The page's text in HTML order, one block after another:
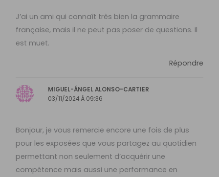
J’ai un ami qui connaît très bien la grammaire
française, mais il ne peut pas poser de questions. Il
est muet.
Répondre
MIGUEL-ÁNGEL ALONSO-CARTIER
03/11/2024 À 09:36
Bonjour, je vous remercie encore une fois de plus
pour les exposées que vous partagez au quotidien
permettant non seulement d’acquérir une
compétence mais aussi une performance en